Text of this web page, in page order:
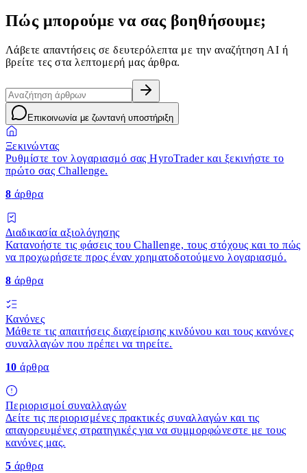
Πώς μπορούμε να σας βοηθήσουμε;
Λάβετε απαντήσεις σε δευτερόλεπτα με την αναζήτηση AI ή
βρείτε τες στα λεπτομερή μας άρθρα.
Επικοινωνία με ζωντανή υποστήριξη
Ξεκινώντας
Ρυθμίστε τον λογαριασμό σας HyroTrader και ξεκινήστε το
πρώτο σας Challenge.
8 άρθρα
Διαδικασία αξιολόγησης
Κατανοήστε τις φάσεις του Challenge, τους στόχους και το πώς
να προχωρήσετε προς έναν χρηματοδοτούμενο λογαριασμό.
8 άρθρα
Κανόνες
Μάθετε τις απαιτήσεις διαχείρισης κινδύνου και τους κανόνες
συναλλαγών που πρέπει να τηρείτε.
10 άρθρα
Περιορισμοί συναλλαγών
Δείτε τις περιορισμένες πρακτικές συναλλαγών και τις
απαγορευμένες στρατηγικές για να συμμορφώνεστε με τους
κανόνες μας.
5 άρθρα